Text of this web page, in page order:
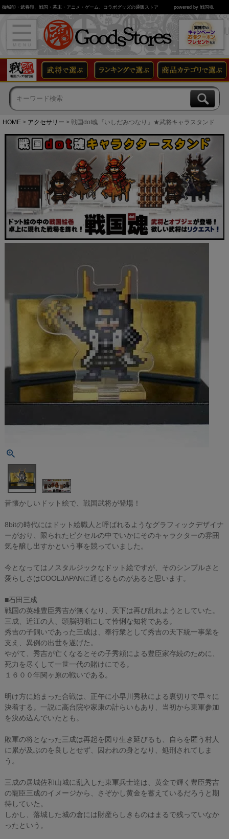
御城印・武将印、戦国・幕末・アニメ・ゲーム、コラボグッズの通販ストア powered by 戦国魂
HOME アクセサリー 戦国dot魂『いしだみつなり』★武将キャラスタンド
昔懐かしいドット絵で、戦国武将が登場！
8bitの時代にはドット絵職人と呼ばれるようなグラフィックデザイナ
ーがおり、限られたピクセルの中でいかにそのキャラクターの雰囲
気を醸し出すかという事を競っていました。
今となってはノスタルジックなドット絵ですが、そのシンプルさと
愛らしさはCOOLJAPANに通じるものがあると思います。
■石田三成
戦国の英雄豊臣秀吉が無くなり、天下は再び乱れようとしていた。
三成、近江の人、頭脳明晰にして怜悧な知将である。
秀吉の子飼いであった三成は、奉行衆として秀吉の天下統一事業を
支え、異例の出世を遂げた。
やがて、秀吉が亡くなるとその子秀頼による豊臣家存続のために、
死力を尽くして一世一代の賭けにでる。
１６００年関ヶ原の戦いである。
明け方に始まった合戦は、正午に小早川秀秋による裏切りで早々に
決着する。一説に高台院や家康の計らいもあり、当初から東軍参加
を決め込んでいたとも。
敗軍の将となった三成は再起を図り生き延びるも、自らを匿う村人
に累が及ぶのを良しとせず、囚われの身となり、処刑されてしま
う。
三成の居城佐和山城に乱入した東軍兵士達は、黄金で輝く豊臣秀吉
の寵臣三成のイメージから、さぞかし黄金を蓄えているだろうと期
待していた。
しかし、落城した城の倉には財産らしきものはまるで残っていなか
ったという。